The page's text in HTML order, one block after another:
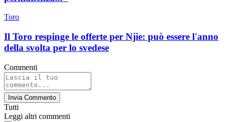
Toro
Il Toro respinge le offerte per Njie: può essere l'anno
della svolta per lo svedese
Commenti
Invia Commento
Tutti
Leggi altri commenti